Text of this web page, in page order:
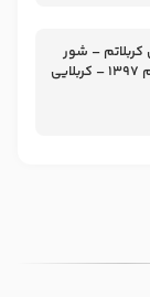
– شور
زمینه – شب هفتم – محرم 1397 – کربلایی